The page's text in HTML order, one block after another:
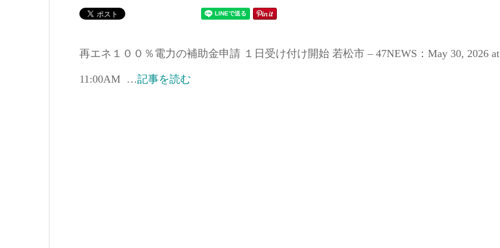
再エネ１００％電力の補助金申請 １日受け付け開始 若松市 – 47NEWS：May 30, 2026 at
11:00AM …記事を読む